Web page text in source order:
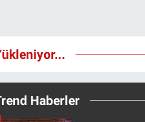
Haberler